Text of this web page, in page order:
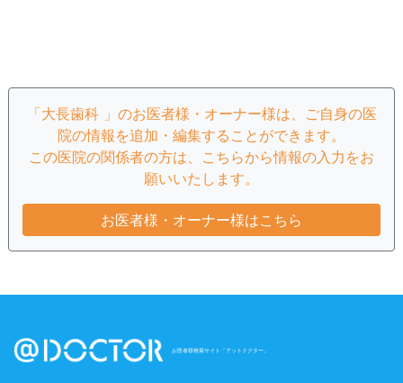
「大長歯科 」のお医者様・オーナー様は、ご自身の医
院の情報を追加・編集することができます。
この医院の関係者の方は、こちらから情報の入力をお
願いいたします。
お医者様・オーナー様はこちら
お医者様検索サイト「アットドクター」